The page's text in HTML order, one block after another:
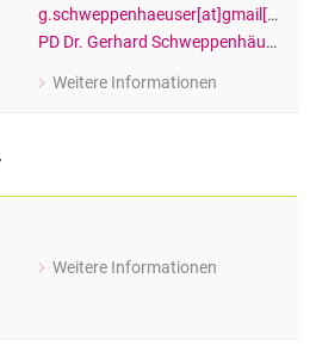
g.schweppenhaeuser[at]gmail[dot]com
PD Dr. Gerhard Schweppenhäuser
Weitere Informationen
zu PD Dr. Gerhard Schweppenhäuser
Weitere Informationen
zu Angelika Bönker-Vallon